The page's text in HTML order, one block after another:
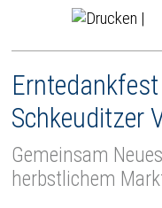
|
Schkeuditzer
Gemeinsam
herbstlichem